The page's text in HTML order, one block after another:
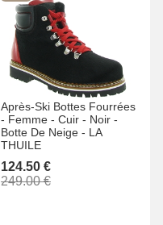
Après-Ski Bottes Fourrées
- Femme - Cuir - Noir -
Botte De Neige - LA
THUILE
124.50 €
249.00 €